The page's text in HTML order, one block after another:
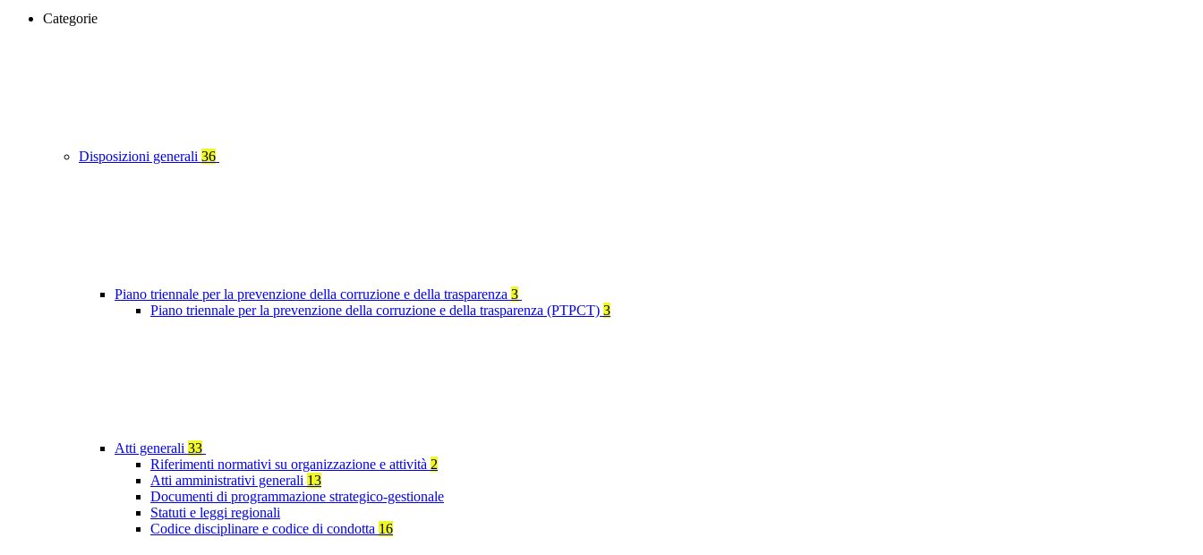
Categorie
Disposizioni generali 36
Piano triennale per la prevenzione della corruzione e della trasparenza 3
Piano triennale per la prevenzione della corruzione e della trasparenza (PTPCT) 3
Atti generali 33
Riferimenti normativi su organizzazione e attività 2
Atti amministrativi generali 13
Documenti di programmazione strategico-gestionale
Statuti e leggi regionali
Codice disciplinare e codice di condotta 16